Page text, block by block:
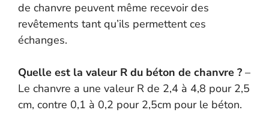
de chanvre peuvent même recevoir des
revêtements tant qu’ils permettent ces
échanges.
Quelle est la valeur R du béton de chanvre ? –
Le chanvre a une valeur R de 2,4 à 4,8 pour 2,5
cm, contre 0,1 à 0,2 pour 2,5cm pour le béton.